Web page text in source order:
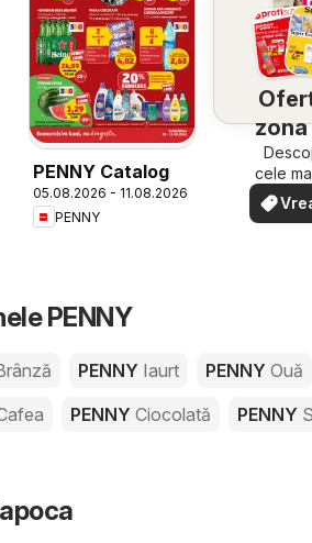
PENNY Catalog
05.08.2026 - 11.08.2026
PENNY
cele
văd
PENNY
PENNY Iaurt PENNY Ouă
PENNY Ciocolată PENNY